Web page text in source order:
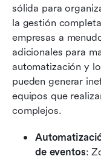
sólida para
la gestión
empresas a
adicionales para
automatización y
pueden generar
equipos que
complejos.
de eventos: